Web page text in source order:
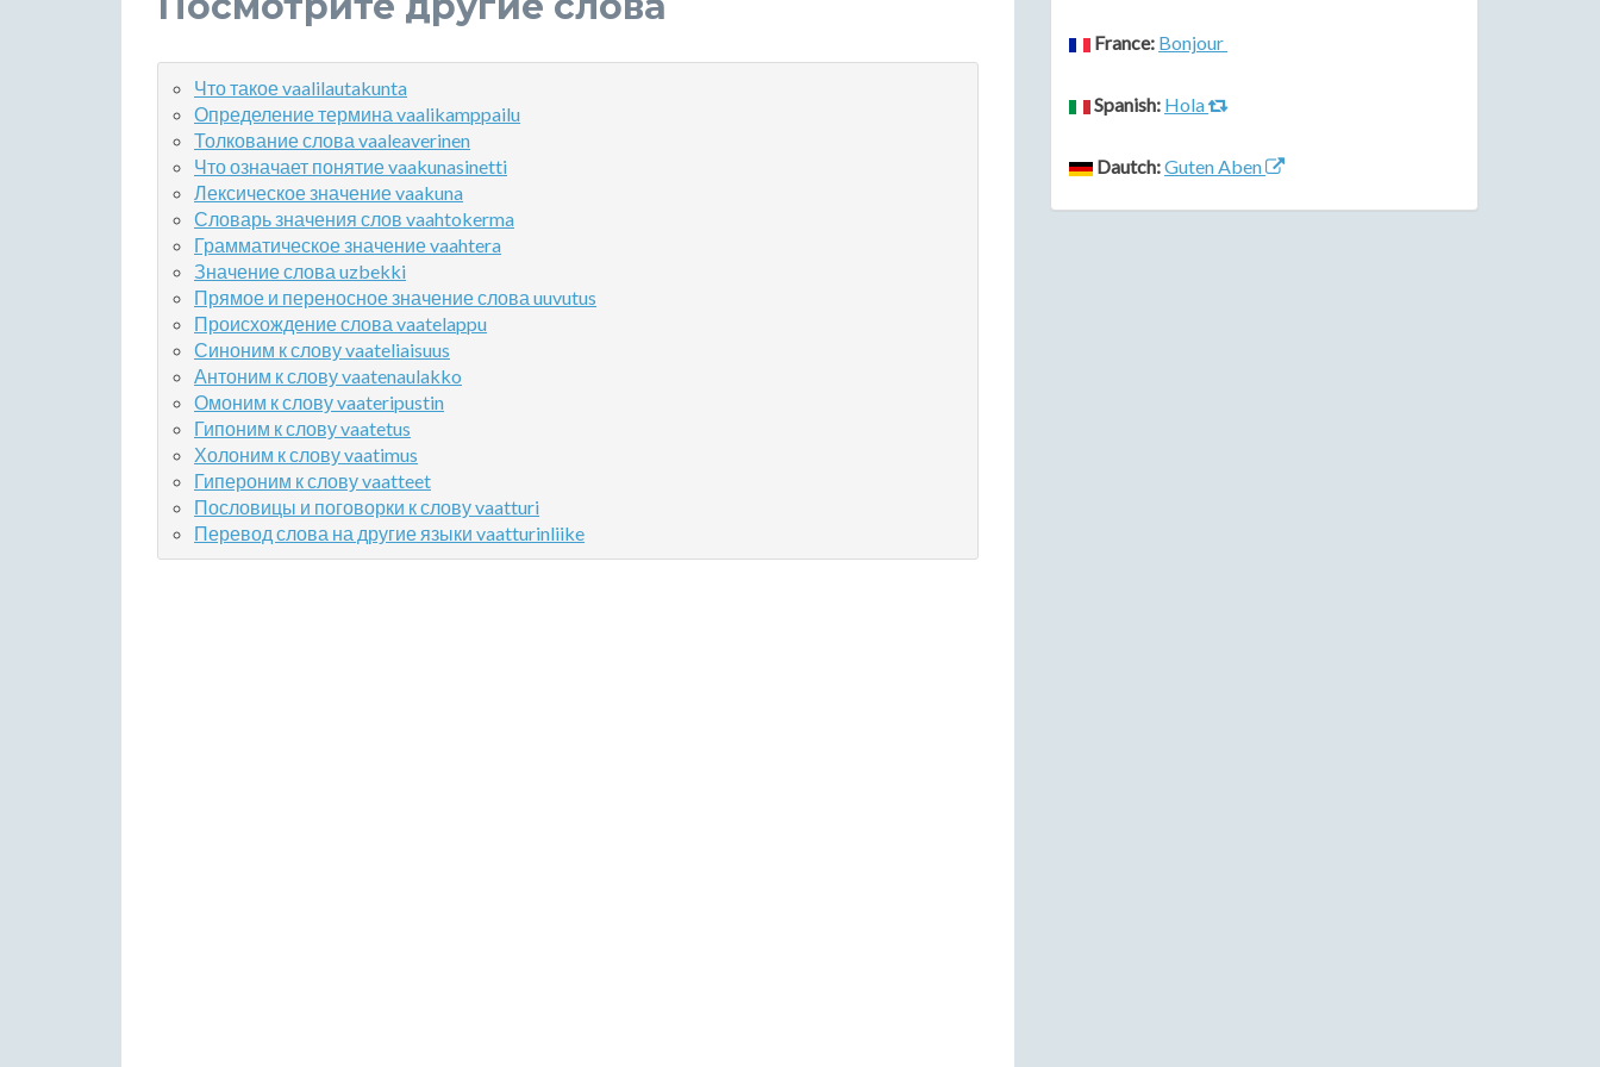
Что такое vaalilautakunta
Определение термина vaalikamppailu
Толкование слова vaaleaverinen
Что означает понятие vaakunasinetti
Лексическое значение vaakuna
Словарь значения слов vaahtokerma
Грамматическое значение vaahtera
Значение слова uzbekki
Прямое и переносное значение слова uuvutus
Происхождение слова vaatelappu
Синоним к слову vaateliaisuus
Антоним к слову vaatenaulakko
Омоним к слову vaateripustin
Гипоним к слову vaatetus
Холоним к слову vaatimus
Гипероним к слову vaatteet
Пословицы и поговорки к слову vaatturi
Перевод слова на другие языки vaatturinliike
France: Bonjour
Spanish: Hola
Dautch:Guten Aben